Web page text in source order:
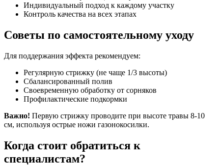
Индивидуальный подход к каждому участку
Контроль качества на всех этапах
Советы по самостоятельному уходу
Для поддержания эффекта рекомендуем:
Регулярную стрижку (не чаще 1/3 высоты)
Сбалансированный полив
Своевременную обработку от сорняков
Профилактические подкормки
Важно! Первую стрижку проводите при высоте травы 8-10
см, используя острые ножи газонокосилки.
Когда стоит обратиться к
специалистам?